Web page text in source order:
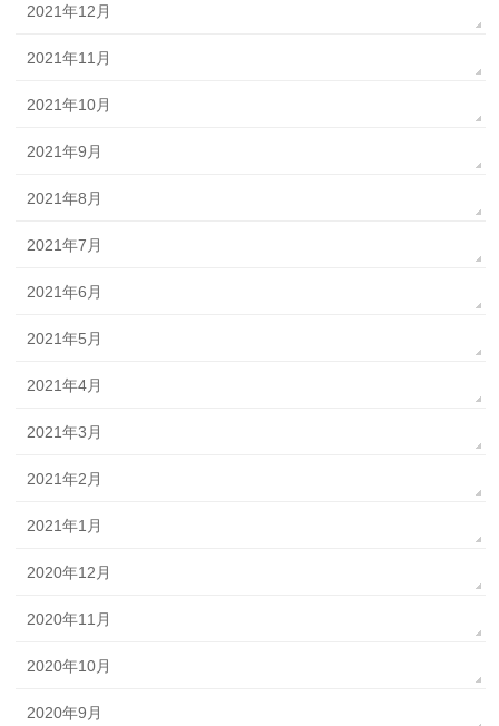
2021年12月
2021年11月
2021年10月
2021年9月
2021年8月
2021年7月
2021年6月
2021年5月
2021年4月
2021年3月
2021年2月
2021年1月
2020年12月
2020年11月
2020年10月
2020年9月